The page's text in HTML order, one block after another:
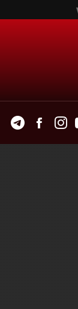
Telegram